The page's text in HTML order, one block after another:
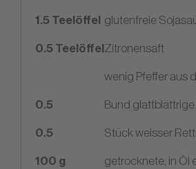
1.5 Teelöffel glutenfreie
0.5 TeelöffelZitronensaft
wenig Pfeffer aus
0.5 Bund glattblättrige
0.5 Stück weisser
100 g
getrocknete, in Öl